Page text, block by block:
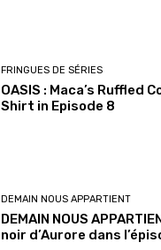
FRINGUES DE SÉRIES
OASIS : Maca’s Ruffled
Shirt in Episode 8
DEMAIN NOUS APPARTIENT
DEMAIN NOUS
noir d’Aurore dans